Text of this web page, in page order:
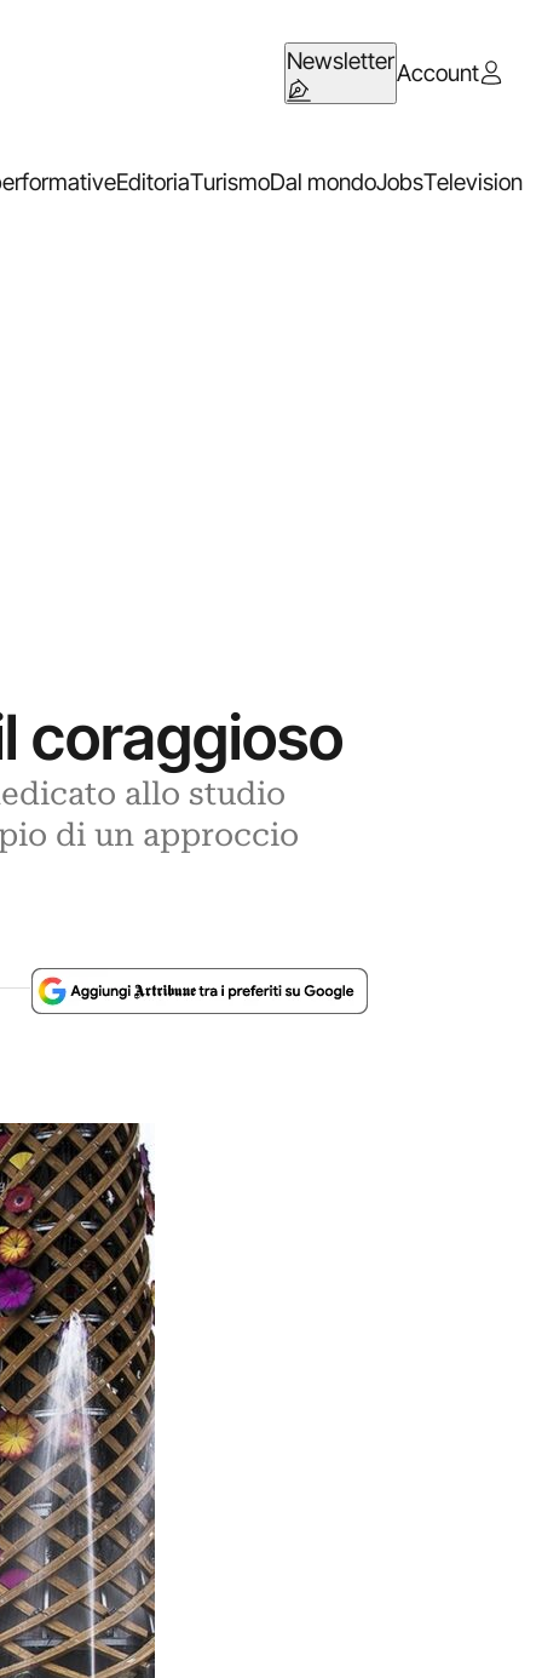
NewsletterAccount
EditoriaTurismoDal mondoJobsTelevision
coraggioso
allo studio
di un approccio